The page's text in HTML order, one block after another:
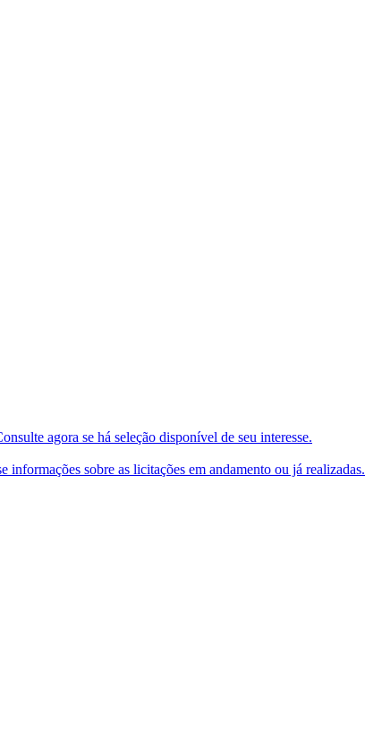
agora se há seleção disponível de seu interesse.
informações sobre as licitações em andamento ou já realizadas.